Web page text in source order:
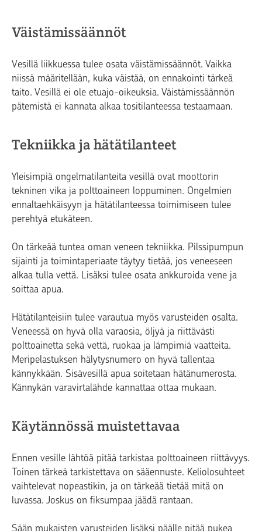
Väistämissäännöt
Vesillä liikkuessa tulee osata väistämissäännöt. Vaikka
niissä määritellään, kuka väistää, on ennakointi tärkeä
taito. Vesillä ei ole etuajo-oikeuksia. Väistämissäännön
pätemistä ei kannata alkaa tositilanteessa testaamaan.
Tekniikka ja hätätilanteet
Yleisimpiä ongelmatilanteita vesillä ovat moottorin
tekninen vika ja polttoaineen loppuminen. Ongelmien
ennaltaehkäisyyn ja hätätilanteessa toimimiseen tulee
perehtyä etukäteen.
On tärkeää tuntea oman veneen tekniikka. Pilssipumpun
sijainti ja toimintaperiaate täytyy tietää, jos veneeseen
alkaa tulla vettä. Lisäksi tulee osata ankkuroida vene ja
soittaa apua.
Hätätilanteisiin tulee varautua myös varusteiden osalta.
Veneessä on hyvä olla varaosia, öljyä ja riittävästi
polttoainetta sekä vettä, ruokaa ja lämpimiä vaatteita.
Meripelastuksen hälytysnumero on hyvä tallentaa
kännykkään. Sisävesillä apua soitetaan hätänumerosta.
Kännykän varavirtalähde kannattaa ottaa mukaan.
Käytännössä muistettavaa
Ennen vesille lähtöä pitää tarkistaa polttoaineen riittävyys.
Toinen tärkeä tarkistettava on sääennuste. Keliolosuhteet
vaihtelevat nopeastikin, ja on tärkeää tietää mitä on
luvassa. Joskus on fiksumpaa jäädä rantaan.
Sään mukaisten varusteiden lisäksi päälle pitää pukea